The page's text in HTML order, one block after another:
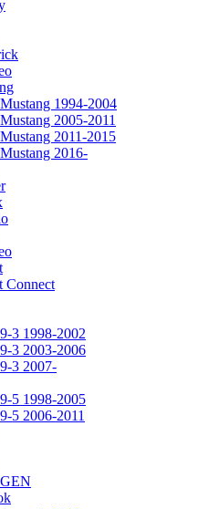
Mustang 1994-2004
Mustang 2005-2011
Mustang 2011-2015
Mustang 2016-
Connect
9-3 1998-2002
9-3 2003-2006
9-3 2007-
9-5 1998-2005
9-5 2006-2011